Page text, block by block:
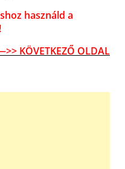
használd a
KÖVETKEZŐ OLDAL